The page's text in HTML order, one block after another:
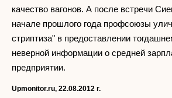
качество вагонов. А после встречи
начале прошлого года профсоюзы
стриптиза" в предоставлении
неверной информации о средней
предприятии.
Upmonitor.ru, 22.08.2012 г.